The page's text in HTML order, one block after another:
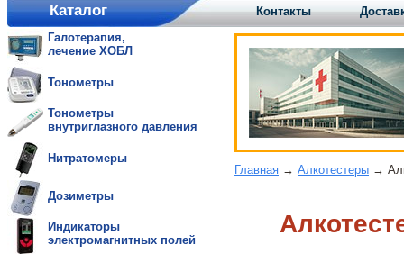
Каталог Контакты
Галотерапия,
лечение ХОБЛ
Тонометры
Тонометры
внутриглазного давления
Нитратомеры
Дозиметры
Индикаторы
электромагнитных полей
Главная → Алкотестеры →